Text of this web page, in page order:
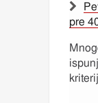
pre